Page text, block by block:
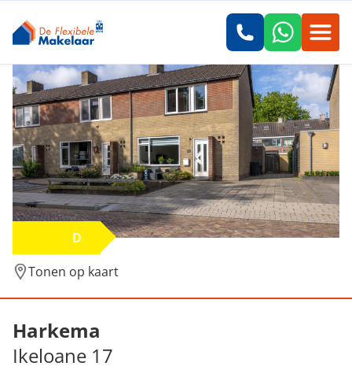
D
Tonen op kaart
Harkema
Ikeloane 17